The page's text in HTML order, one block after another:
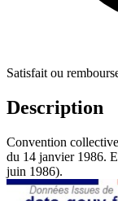
Satisfait ou
Description
Convention
du 14 janvier 1986.
juin 1986).